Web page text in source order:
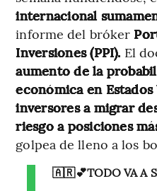
internacional
informe del bróker
Inversiones (PPI). El
aumento de la
económica en
inversores a migrar
riesgo a posiciones
golpea de lleno a los
🇦🇷💕TODO VA A